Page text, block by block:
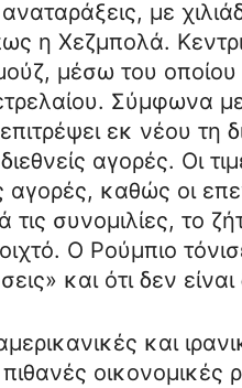
με
η Χεζμπολά.
μέσω του οποίου
Σύμφωνα
εκ νέου τη
διεθνείς αγορές. Οι
αγορές, καθώς οι
τις συνομιλίες, το
Ο Ρούμπιο
και ότι δεν
και
πιθανές